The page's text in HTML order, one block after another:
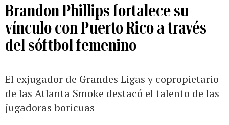
Brandon Phillips fortalece su
vínculo con Puerto Rico a través
del sóftbol femenino
El exjugador de Grandes Ligas y copropietario
de las Atlanta Smoke destacó el talento de las
jugadoras boricuas